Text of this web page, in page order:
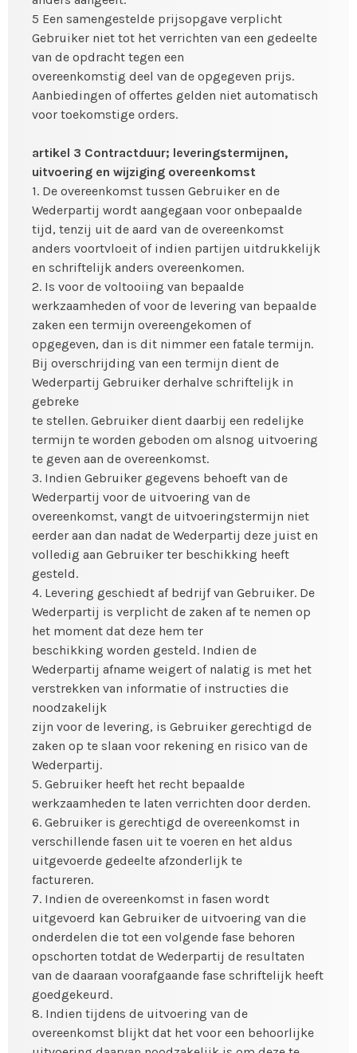
5 Een samengestelde prijsopgave verplicht
Gebruiker niet tot het verrichten van een gedeelte
van de opdracht tegen een
overeenkomstig deel van de opgegeven prijs.
Aanbiedingen of offertes gelden niet automatisch
voor toekomstige orders.
artikel 3 Contractduur; leveringstermijnen,
uitvoering en wijziging overeenkomst
1. De overeenkomst tussen Gebruiker en de
Wederpartij wordt aangegaan voor onbepaalde
tijd, tenzij uit de aard van de overeenkomst
anders voortvloeit of indien partijen uitdrukkelijk
en schriftelijk anders overeenkomen.
2. Is voor de voltooiing van bepaalde
werkzaamheden of voor de levering van bepaalde
zaken een termijn overeengekomen of
opgegeven, dan is dit nimmer een fatale termijn.
Bij overschrijding van een termijn dient de
Wederpartij Gebruiker derhalve schriftelijk in
gebreke
te stellen. Gebruiker dient daarbij een redelijke
termijn te worden geboden om alsnog uitvoering
te geven aan de overeenkomst.
3. Indien Gebruiker gegevens behoeft van de
Wederpartij voor de uitvoering van de
overeenkomst, vangt de uitvoeringstermijn niet
eerder aan dan nadat de Wederpartij deze juist en
volledig aan Gebruiker ter beschikking heeft
gesteld.
4. Levering geschiedt af bedrijf van Gebruiker. De
Wederpartij is verplicht de zaken af te nemen op
het moment dat deze hem ter
beschikking worden gesteld. Indien de
Wederpartij afname weigert of nalatig is met het
verstrekken van informatie of instructies die
noodzakelijk
zijn voor de levering, is Gebruiker gerechtigd de
zaken op te slaan voor rekening en risico van de
Wederpartij.
5. Gebruiker heeft het recht bepaalde
werkzaamheden te laten verrichten door derden.
6. Gebruiker is gerechtigd de overeenkomst in
verschillende fasen uit te voeren en het aldus
uitgevoerde gedeelte afzonderlijk te
factureren.
7. Indien de overeenkomst in fasen wordt
uitgevoerd kan Gebruiker de uitvoering van die
onderdelen die tot een volgende fase behoren
opschorten totdat de Wederpartij de resultaten
van de daaraan voorafgaande fase schriftelijk heeft
goedgekeurd.
8. Indien tijdens de uitvoering van de
overeenkomst blijkt dat het voor een behoorlijke